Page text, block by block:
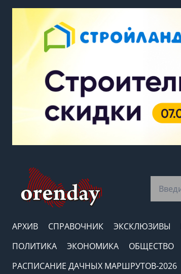
АРХИВ СПРАВОЧНИК ЭКСКЛЮЗИВЫ
ПОЛИТИКА
ЭКОНОМИКА ОБЩЕСТВО
РАСПИСАНИЕ ДАЧНЫХ МАРШРУТОВ-2026